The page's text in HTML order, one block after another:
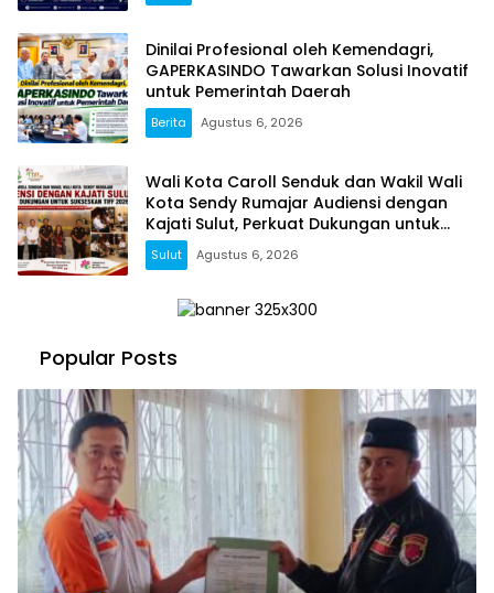
Dinilai Profesional oleh Kemendagri,
GAPERKASINDO Tawarkan Solusi Inovatif
untuk Pemerintah Daerah
Berita Agustus 6, 2026
Wali Kota Caroll Senduk dan Wakil Wali
Kota Sendy Rumajar Audiensi dengan
Kajati Sulut, Perkuat Dukungan untuk
Sukseskan TIFF 2026
Sulut Agustus 6, 2026
Popular Posts